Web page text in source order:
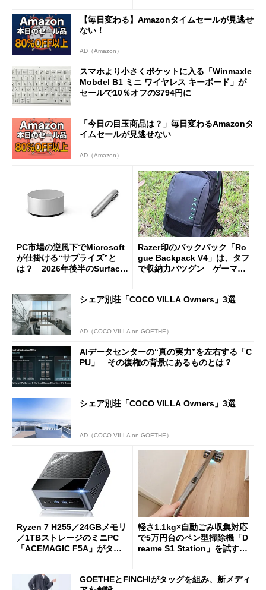
た
【毎日変わる】Amazonタイムセールが見逃せ
ない！
AD（Amazon）
スマホより小さくポケットに入る「Winmaxle
Mobdel B1 ミニ ワイヤレス キーボード」が
セールで10％オフの3794円に
「今日の目玉商品は？」毎日変わるAmazonタ
イムセールが見逃せない
AD（Amazon）
PC市場の逆風下でMicrosoft
が仕掛ける“サプライズ”と
は？ 2026年後半のSurface
Razer印のバックパック「Ro
gue Backpack V4」は、タフ
で収納力バツグン ゲーマー
シェア別荘「COCO VILLA Owners」3選
AD（COCO VILLA on GOETHE）
AIデータセンターの“真の実力”を左右する「C
PU」 その復権の背景にあるものとは？
シェア別荘「COCO VILLA Owners」3選
AD（COCO VILLA on GOETHE）
Ryzen 7 H255／24GBメモリ
／1TBストレージのミニPC
「ACEMAGIC F5A」がタイ
軽さ1.1kg×自動ごみ収集対応
で5万円台のペン型掃除機「D
reame S1 Station」を試す
GOETHEとFINCHIがタッグを組み、新メディ